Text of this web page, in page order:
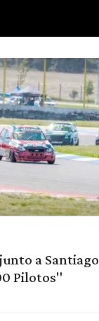
a Santiago
Pilotos"